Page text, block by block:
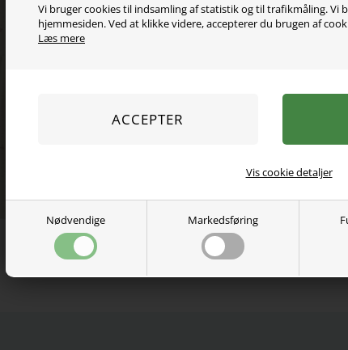
Vi bruger cookies til indsamling af statistik og til trafikmåling.
hjemmesiden. Ved at klikke videre, accepterer du brugen af
Læs mere
Nødvendige Markedsføring
Vis cookie detaljer